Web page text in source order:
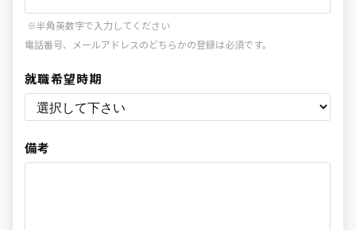
※半角英数字で入力してください
電話番号、メールアドレスのどちらかの登録は必須です。
就職希望時期
備考